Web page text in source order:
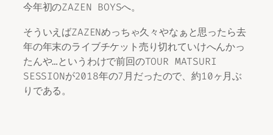
今年初のZAZEN BOYSへ。
そういえばZAZENめっちゃ久々やなぁと思ったら去
年の年末のライブチケット売り切れていけへんかっ
たんや…というわけで前回のTOUR MATSURI
SESSIONが2018年の7月だったので、約10ヶ月ぶ
りである。